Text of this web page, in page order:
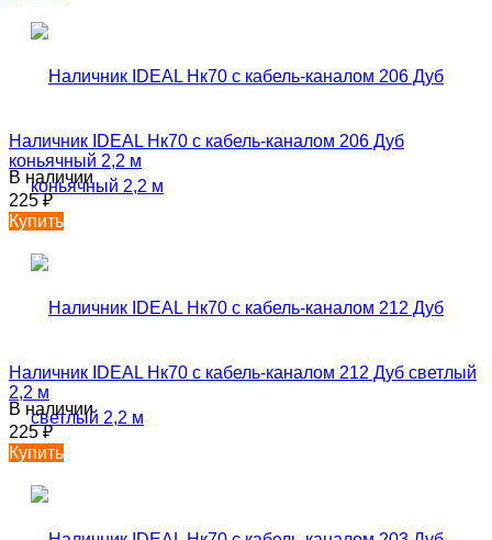
Наличник IDEAL Нк70 с кабель-каналом 206 Дуб
коньячный 2,2 м
В наличии
225₽
Купить
Наличник IDEAL Нк70 с кабель-каналом 212 Дуб светлый
2,2 м
В наличии
225₽
Купить